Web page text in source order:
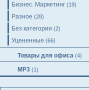
Бизнес. Маркетинг (19)
Разное (28)
Без категории (2)
Уцененные (66)
Товары для офиса (4)
MP3 (1)